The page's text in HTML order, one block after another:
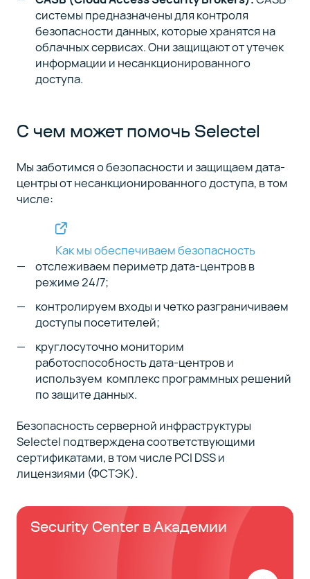
системы предназначены для контроля
безопасности данных, которые хранятся на
облачных сервисах. Они защищают от утечек
информации и несанкционированного
доступа.
С чем может помочь Selectel
Мы заботимся о безопасности и защищаем дата-
центры от несанкционированного доступа, в том
числе:
отслеживаем периметр дата-центров в
режиме 24/7;
контролируем входы и четко разграничиваем
доступы посетителей;
круглосуточно мониторим
работоспособность дата-центров и
используем комплекс программных решений
по защите данных.
Безопасность серверной инфраструктуры
Selectel подтверждена соответствующими
сертификатами, в том числе PCI DSS и
лицензиями (ФСТЭК).
Как мы обеспечиваем безопасность
Security Center в Академии